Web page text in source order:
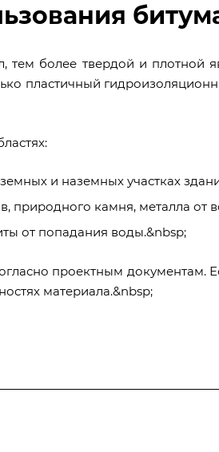
более твердой и плотной
пластичный
и наземных участках
природного камня, металла от
от попадания воды.&nbsp;
проектным документам.
материала.&nbsp;